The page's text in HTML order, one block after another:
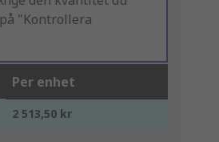
"Kontrollera
Per enhet
2 513,50 kr